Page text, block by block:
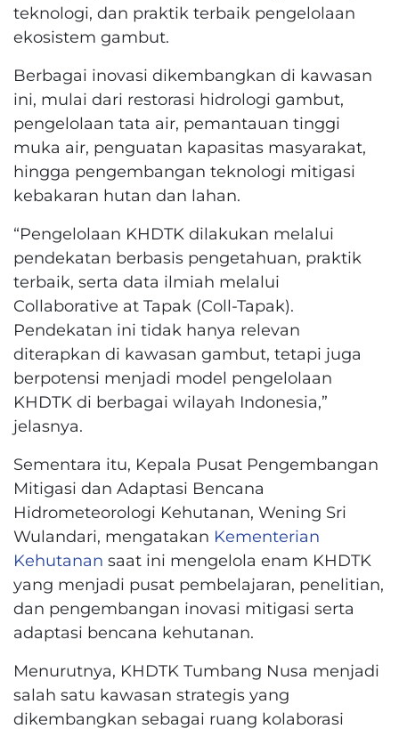
teknologi, dan praktik terbaik pengelolaan
ekosistem gambut.
Berbagai inovasi dikembangkan di kawasan
ini, mulai dari restorasi hidrologi gambut,
pengelolaan tata air, pemantauan tinggi
muka air, penguatan kapasitas masyarakat,
hingga pengembangan teknologi mitigasi
kebakaran hutan dan lahan.
“Pengelolaan KHDTK dilakukan melalui
pendekatan berbasis pengetahuan, praktik
terbaik, serta data ilmiah melalui
Collaborative at Tapak (Coll-Tapak).
Pendekatan ini tidak hanya relevan
diterapkan di kawasan gambut, tetapi juga
berpotensi menjadi model pengelolaan
KHDTK di berbagai wilayah Indonesia,”
jelasnya.
Sementara itu, Kepala Pusat Pengembangan
Mitigasi dan Adaptasi Bencana
Hidrometeorologi Kehutanan, Wening Sri
Wulandari, mengatakan Kementerian
Kehutanan saat ini mengelola enam KHDTK
yang menjadi pusat pembelajaran, penelitian,
dan pengembangan inovasi mitigasi serta
adaptasi bencana kehutanan.
Menurutnya, KHDTK Tumbang Nusa menjadi
salah satu kawasan strategis yang
dikembangkan sebagai ruang kolaborasi